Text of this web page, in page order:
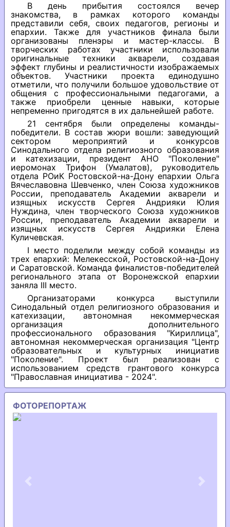
В день прибытия состоялся вечер
знакомства, в рамках которого команды
представили себя, своих педагогов, регионы и
епархии. Также для участников финала были
организованы пленэры и мастер-классы. В
творческих работах участники использовали
оригинальные техники акварели, создавая
эффект глубины и реалистичности изображаемых
объектов. Участники проекта единодушно
отметили, что получили большое удовольствие от
общения с профессиональными педагогами, а
также приобрели ценные навыки, которые
непременно пригодятся в их дальнейшей работе.
21 сентября были определены команды-
победители. В состав жюри вошли: заведующий
сектором мероприятий и конкурсов
Синодального отдела религиозного образования
и катехизации, президент АНО "Поколение"
иеромонах Трифон (Умалатов), руководитель
отдела РОиК Ростовской-на-Дону епархии Ольга
Вячеславовна Шевченко, член Союза художников
России, преподаватель Академии акварели и
изящных искусств Сергея Андрияки Юлия
Нуждина, член творческого Союза художников
России, преподаватель Академии акварели и
изящных искусств Сергея Андрияки Елена
Куличевская.
I место поделили между собой команды из
трех епархий: Мелекесской, Ростовской-на-Дону
и Саратовской. Команда финалистов-победителей
регионального этапа от Воронежской епархии
заняла III место.
Организаторами конкурса выступили
Синодальный отдел религиозного образования и
катехизации, автономная некоммерческая
организация дополнительного
профессионального образования "Кириллица",
автономная некоммерческая организация "Центр
образовательных и культурных инициатив
"Поколение". Проект был реализован с
использованием средств грантового конкурса
"Православная инициатива - 2024".
ФОТОРЕПОРТАЖ
Previous Next